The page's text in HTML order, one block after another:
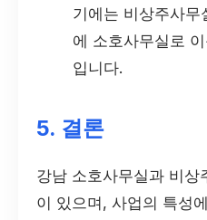
기에는 비상주사무
에 소호사무실로
입니다.
5. 결론
강남 소호사무실과 비상
이 있으며, 사업의 특성